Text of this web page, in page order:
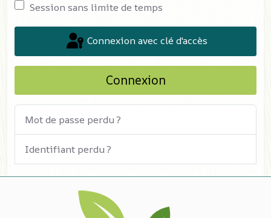
Session sans limite de temps
Connexion avec clé d'accès
Connexion
Mot de passe perdu ?
Identifiant perdu ?